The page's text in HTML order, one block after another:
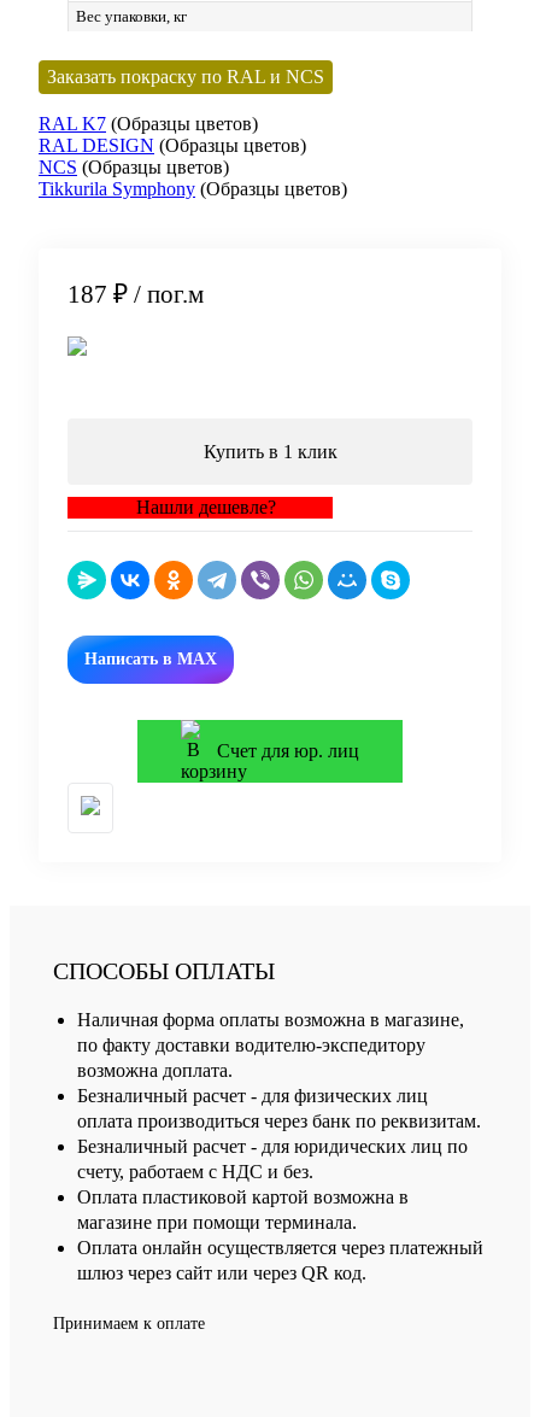
Вес упаковки, кг
Заказать покраску по RAL и NCS
RAL K7 (Образцы цветов)
RAL DESIGN (Образцы цветов)
NCS (Образцы цветов)
Tikkurila Symphony (Образцы цветов)
187 ₽ / пог.м
Купить в 1 клик
Нашли дешевле?
Написать в MAX
Счет для юр. лиц
СПОСОБЫ ОПЛАТЫ
Наличная форма оплаты возможна в магазине,
по факту доставки водителю-экспедитору
возможна доплата.
Безналичный расчет - для физических лиц
оплата производиться через банк по реквизитам.
Безналичный расчет - для юридических лиц по
счету, работаем с НДС и без.
Оплата пластиковой картой возможна в
магазине при помощи терминала.
Оплата онлайн осуществляется через платежный
шлюз через сайт или через QR код.
Принимаем к оплате